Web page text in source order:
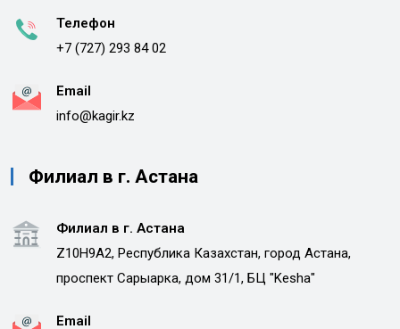
Телефон
+7 (727) 293 84 02
Email
info@kagir.kz
Филиал в г. Астана
Филиал в г. Астана
Z10H9A2, Республика Казахстан, город Астана,
проспект Сарыарка, дом 31/1, БЦ "Kesha"
Email